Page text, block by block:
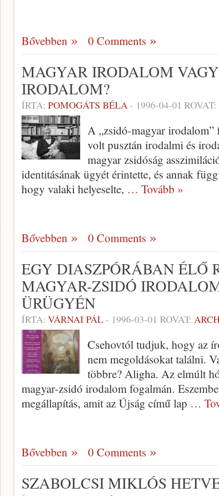
Bővebben 0 Comments
MAGYAR IRODALOM
IRODALOM?
ÍRTA: POMOGÁTS BÉLA- 1996-04-01 ROVAT:
A „zsidó-magyar irodalom”
volt pusztán irodalmi és
magyar zsidóság
identitásának ügyét érintette, és annak
hogy valaki helyeselte, … Tovább »
Bővebben 0 Comments
EGY DIASZPÓRÁBAN ÉLŐ
MAGYAR-ZSIDÓ
ÜRÜGYÉN
ÍRTA: VÁRNAI PÁL- 1996-03-01 ROVAT:
Csehovtól tudjuk, hogy az
nem megoldásokat találni.
többre? Aligha. Az elmúlt
magyar-zsidó irodalom fogalmán.
megállapítás, amit az Újság cí­mű lap …
Bővebben 0 Comments
SZABOLCSI MIKLÓS